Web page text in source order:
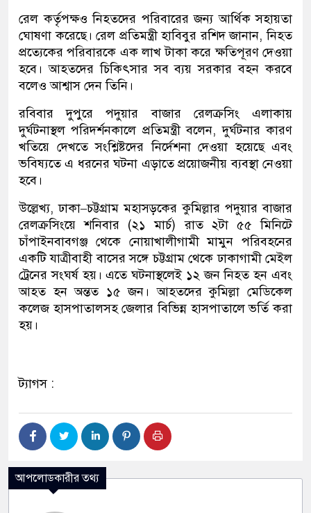
রেল কর্তৃপক্ষও নিহতদের পরিবারের জন্য আর্থিক সহায়তা
ঘোষণা করেছে। রেল প্রতিমন্ত্রী হাবিবুর রশিদ জানান, নিহত
প্রত্যেকের পরিবারকে এক লাখ টাকা করে ক্ষতিপূরণ দেওয়া
হবে। আহতদের চিকিৎসার সব ব্যয় সরকার বহন করবে
বলেও আশ্বাস দেন তিনি।
রবিবার দুপুরে পদুয়ার বাজার রেলক্রসিং এলাকায়
দুর্ঘটনাস্থল পরিদর্শনকালে প্রতিমন্ত্রী বলেন, দুর্ঘটনার কারণ
খতিয়ে দেখতে সংশ্লিষ্টদের নির্দেশনা দেওয়া হয়েছে এবং
ভবিষ্যতে এ ধরনের ঘটনা এড়াতে প্রয়োজনীয় ব্যবস্থা নেওয়া
হবে।
উল্লেখ্য, ঢাকা–চট্টগ্রাম মহাসড়কের কুমিল্লার পদুয়ার বাজার
রেলক্রসিংয়ে শনিবার (২১ মার্চ) রাত ২টা ৫৫ মিনিটে
চাঁপাইনবাবগঞ্জ থেকে নোয়াখালীগামী মামুন পরিবহনের
একটি যাত্রীবাহী বাসের সঙ্গে চট্টগ্রাম থেকে ঢাকাগামী মেইল
ট্রেনের সংঘর্ষ হয়। এতে ঘটনাস্থলেই ১২ জন নিহত হন এবং
আহত হন অন্তত ১৫ জন। আহতদের কুমিল্লা মেডিকেল
কলেজ হাসপাতালসহ জেলার বিভিন্ন হাসপাতালে ভর্তি করা
হয়।
ট্যাগস :
আপলোডকারীর তথ্য